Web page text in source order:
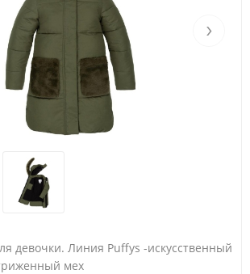
›
девочки. Линия Puffys -искусственный
мех
104/110
(B)
(С)
62